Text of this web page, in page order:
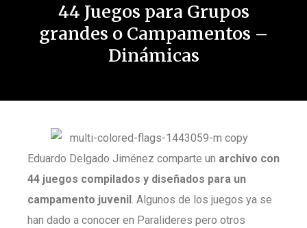
44 Juegos para Grupos
grandes o Campamentos –
Dinámicas
Eduardo Delgado Jiménez comparte un archivo con
44 juegos compilados y diseñados para un
campamento juvenil. Algunos de los juegos ya se
han dado a conocer en Paralideres pero otros